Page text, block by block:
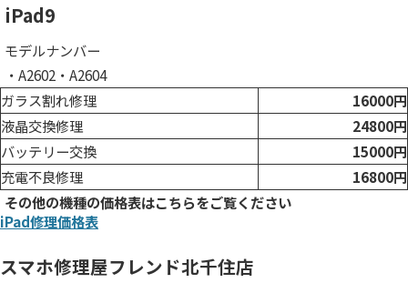
iPad9
モデルナンバー
・A2602・A2604
ガラス割れ修理
16000円
液晶交換修理
24800円
バッテリー交換
15000円
充電不良修理
16800円
その他の機種の価格表はこちらをご覧ください
iPad修理価格表
スマホ修理屋フレンド北千住店